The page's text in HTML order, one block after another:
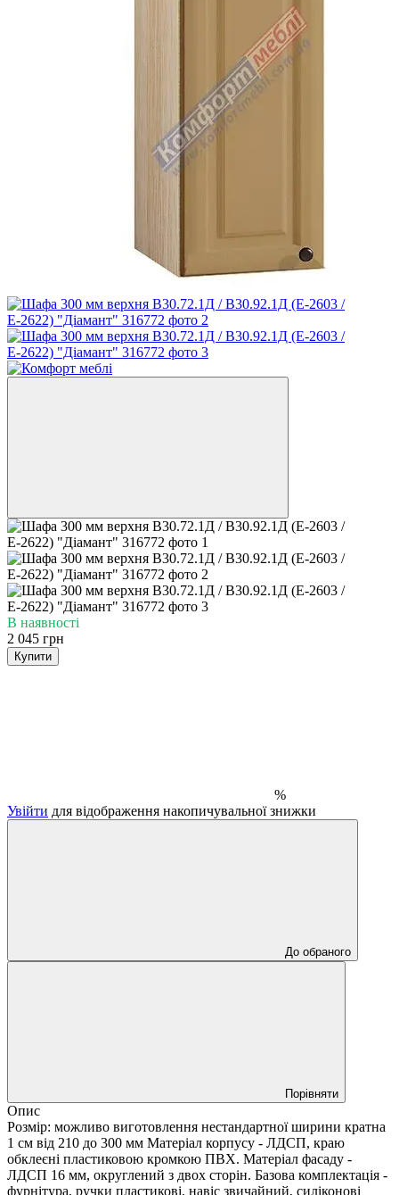
В наявності
2 045 грн
Купити
%
Увійти для відображення накопичувальної знижки
До обраного
Порівняти
Опис
Розмір: можливо виготовлення нестандартної ширини кратна
1 см від 210 до 300 мм Матеріал корпусу - ЛДСП, краю
обклеєні пластиковою кромкою ПВХ. Матеріал фасаду -
ЛДСП 16 мм, округлений з двох сторін. Базова комплектація -
фурнітура, ручки пластикові, навіс звичайний, силіконові